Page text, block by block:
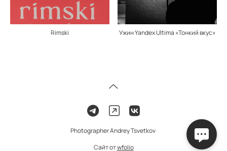
Rimski Ужин Yandex Ultima «Тонкий вкус»
Photographer Andrey Tsvetkov
Сайт отwfolio